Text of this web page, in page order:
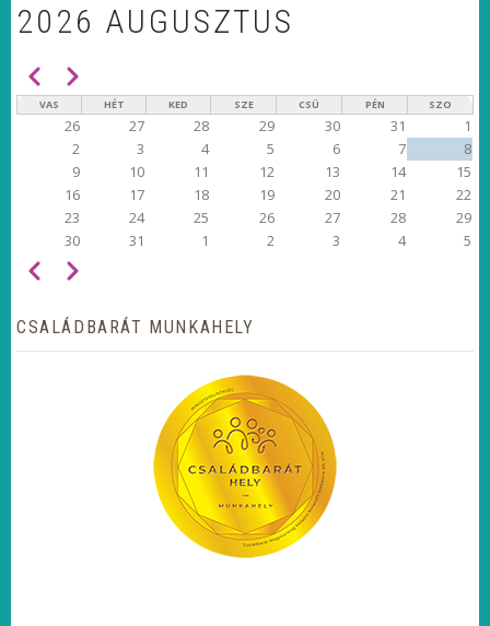
2026 AUGUSZTUS
OLDALSZÁMOZÁS
Előző Következő
VAS HÉT KED SZE CSÜ PÉN SZO
26 27 28 29 30 31
1
2
3 4 5 6 7
8
9
10 11 12 13 14
15
16
17 18 19 20 21
22
23
24 25 26 27 28
29
30
31 1 2 3 4 5
OLDALSZÁMOZÁS
Előző Következő
CSALÁDBARÁT MUNKAHELY